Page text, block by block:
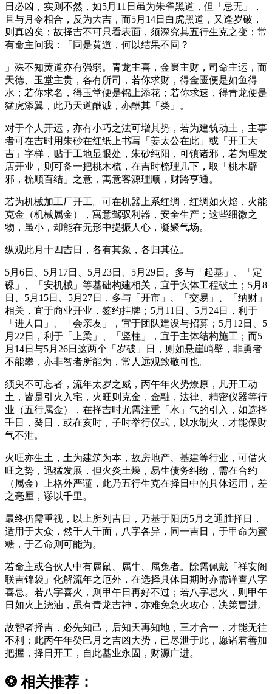
日必凶，实则不然，如5月11日虽为朱雀黑道，但「忌无」，
且与月令相合，反为大吉，而5月14日白虎黑道，又逢岁破，
则真凶矣；故择吉不可只看表面，须深究其五行生克之变；常
有命主问我：「同是黄道，何以结果不同？
」殊不知黄道亦有强弱。青龙主喜，金匮主财，司命主运，而
天德、玉堂主贵，各有所司，若你求财，得金匮便是如鱼得
水；若你求名，得玉堂便是锦上添花；若你求速，得青龙便是
猛虎添翼，此乃天道酬诚，亦酬其「类」。
对于个人开运，亦有小巧之法可增其势，若为建筑动土，主事
者可在吉时用朱砂在红纸上书写「姜太公在此」或「开工大
吉」字样，贴于工地显眼处，朱砂纯阳，可镇诸邪，若为理发
店开业，则可备一把桃木梳，在吉时梳理几下，取「桃木辟
邪，梳顺百结」之意，寓意客源理顺，财路亨通。
若为机械加工厂开工。可在机器上系红绸，红绸如火焰，火能
克金（机械属金），寓意驾驭利器，安全生产；这些细微之
物，虽小，却能在无形中提振人心，凝聚气场。
纵观此月十四吉日，各有其象，各归其位。
5月6日、5月17日、5月23日、5月29日。多与「起基」、「定
磉」、「安机械」等基础构建相关，宜于实体工程破土；5月8
日、5月15日、5月27日，多与「开市」、「交易」、「纳财」
相关，宜于商业开业，签约挂牌；5月11日、5月24日，利于
「进人口」、「会亲友」，宜于团队建设与招募；5月12日、5
月22日，利于「上梁」、「竖柱」，宜于主体结构施工；而5
月14日与5月26日这两个「岁破」日，则如悬崖峭壁，非勇者
不能攀，亦非智者所能为，常人远观致敬可也。
须臾不可忘者，流年太岁之威，丙午年火势燎原，凡开工动
土，皆是引火入宅，火旺则克金，金融，法律、精密仪器等行
业（五行属金），在择吉时尤需注重「水」气的引入，如选择
壬日，癸日，或在亥时，子时举行仪式，以水制火，才能保财
气不泄。
火旺亦生土，土为建筑为本，故房地产、基建等行业，可借火
旺之势，迅猛发展，但火炎土燥，易生债务纠纷，需在合约
（属金）上格外严谨，此乃五行生克在择日中的具体运用，差
之毫厘，谬以千里。
最终仍需重视，以上所列吉日，乃基于阳历5月之通胜择日，
适用于大众，然千人千面，八字各异，同一吉日，于甲命为蜜
糖，于乙命则可能为。
若命主或合伙人中有属鼠、属牛、属兔者。除需佩戴「祥安阁
联吉锦袋」化解流年之厄外，在选择具体日期时亦需详查八字
喜忌。若八字喜火，则甲午日再好不过；若八字忌火，则甲午
日如火上浇油，虽有青龙吉神，亦难免急火攻心，决策冒进。
故智者择吉，必先知己，后知天再知地，三才合一，才能无往
不利；此丙午年癸巳月之吉凶大势，已尽泄于此，愿诸君善加
把握，择日开工，自此基业永固，财源广进。
❂ 相关推荐：